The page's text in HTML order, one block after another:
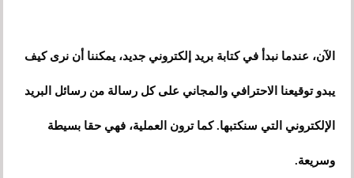
الآن، عندما نبدأ في كتابة بريد إلكتروني جديد، يمكننا أن نرى كيف
يبدو توقيعنا الاحترافي والمجاني على كل رسالة من رسائل البريد
الإلكتروني التي سنكتبها. كما ترون العملية، فهي حقا بسيطة
وسريعة.